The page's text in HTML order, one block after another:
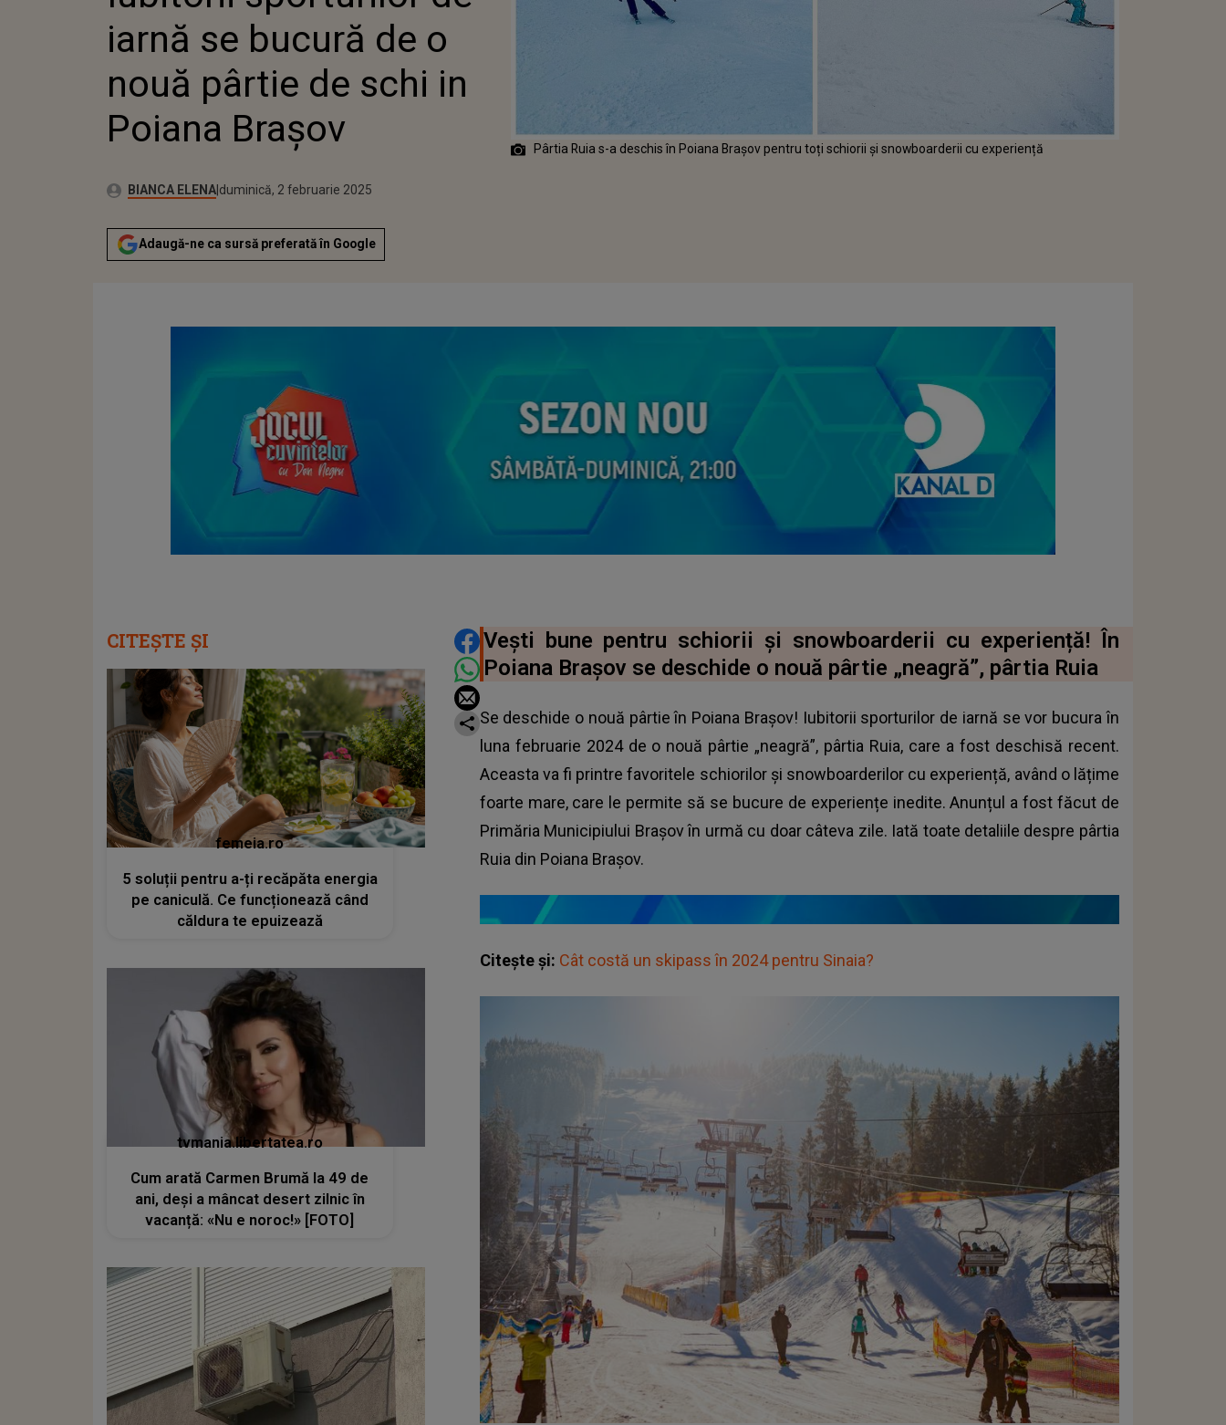
BRAȘOV
iarnă se bucură de o
nouă pârtie de schi in
Poiana Brașov
Autor:BIANCA ELENAPublicat:
vineri, 2 februarie 2024
Actualizat:
duminică, 2 februarie 2025
Adaugă-ne ca sursă preferată în Google
Pârtia Ruia s-a deschis în Poiana Brașov pentru toți schiorii și snowboarderii cu experiență
DISTRIBUIE ARTICOLUL
Vești bune pentru schiorii și snowboarderii cu experiență! În
Poiana Brașov se deschide o nouă pârtie „neagră”, pârtia Ruia
Se deschide o nouă pârtie în Poiana Brașov! Iubitorii sporturilor de iarnă se vor bucura în
luna februarie 2024 de o nouă pârtie „neagră”, pârtia Ruia, care a fost deschisă recent.
Aceasta va fi printre favoritele schiorilor și snowboarderilor cu experiență, având o lățime
foarte mare, care le permite să se bucure de experiențe inedite. Anunțul a fost făcut de
Primăria Municipiului Brașov în urmă cu doar câteva zile. Iată toate detaliile despre pârtia
Ruia din Poiana Brașov.
Citește și: Cât costă un skipass în 2024 pentru Sinaia?
CITEȘTE ȘI
femeia.ro
5 soluții pentru a-ți recăpăta energia
pe caniculă. Ce funcționează când
căldura te epuizează
tvmania.libertatea.ro
Cum arată Carmen Brumă la 49 de
ani, deși a mâncat desert zilnic în
vacanță: «Nu e noroc!» [FOTO]